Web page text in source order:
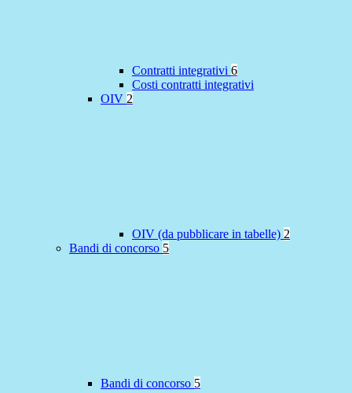
Contratti integrativi 6
Costi contratti integrativi
OIV 2
OIV (da pubblicare in tabelle) 2
Bandi di concorso 5
Bandi di concorso 5